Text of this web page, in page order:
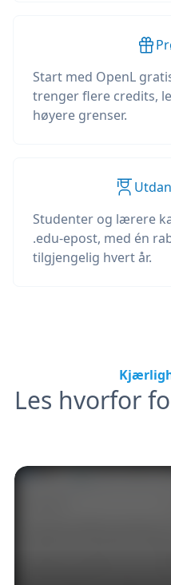
Start med OpenL
trenger flere credits,
høyere grenser.
Studenter og lærere
.edu-epost, med én
tilgjengelig hvert år.
Les hvorfor